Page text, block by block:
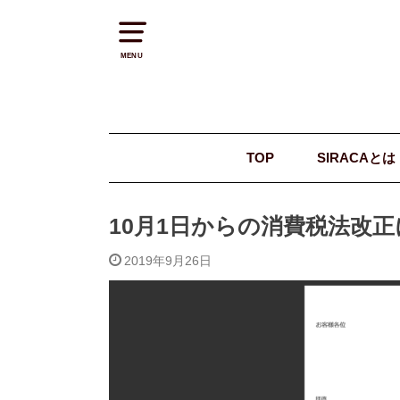
MENU
TOP SIRACAとは
10月1日からの消費税法改
2019年9月26日